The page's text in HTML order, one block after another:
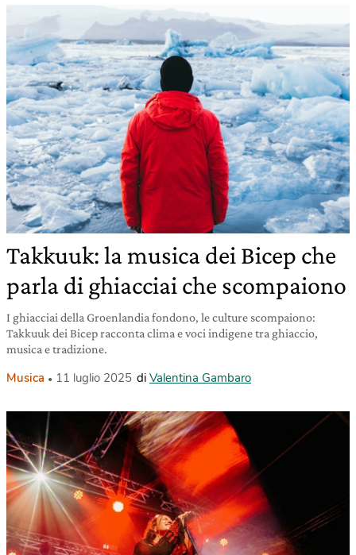
Takkuuk: la musica dei Bicep che
parla di ghiacciai che scompaiono
I ghiacciai della Groenlandia fondono, le culture scompaiono:
Takkuuk dei Bicep racconta clima e voci indigene tra ghiaccio,
musica e tradizione.
Musica 11 luglio 2025 di Valentina Gambaro